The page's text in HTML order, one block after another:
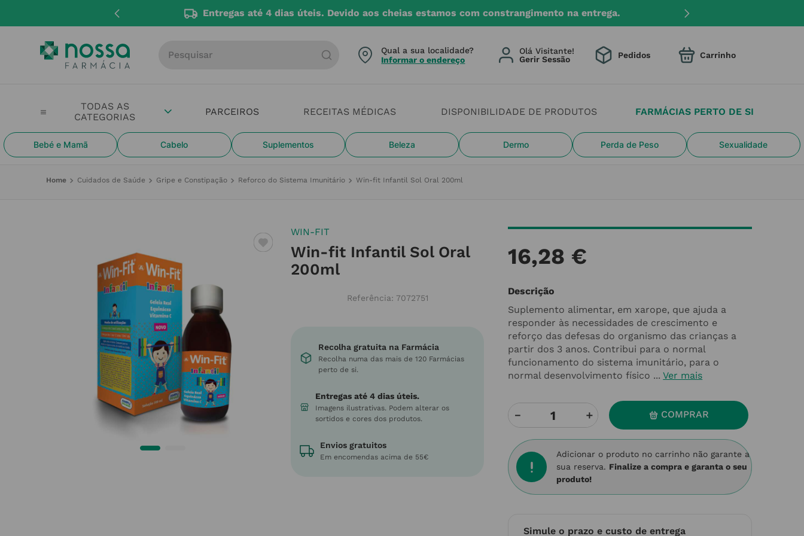
Entregas até 4 dias úteis. Devido aos cheias estamos com constrangimento na entrega.
PARCEIROS RECEITAS MÉDICAS DISPONIBILIDADE DE PRODUTOS FARMÁCIAS PERTO DE SI
Bebé e Mamã Cabelo Suplementos Beleza Dermo Perda de Peso Sexualidade
Qual a sua localidade?
Informar o endereço
Olá Visitante! Pedidos
Cuidados de Saúde Gripe e Constipação Reforco do Sistema Imunitário Win-fit Infantil Sol Oral 200ml
WIN-FIT
Win-fit Infantil Sol Oral
200ml
Referência: 7072751
Recolha gratuita na Farmácia
Recolha numa das mais de 120 Farmácias
perto de si.
Entregas até 4 dias úteis.
Imagens ilustrativas. Podem alterar os
sortidos e cores dos produtos.
Envios gratuitos
Em encomendas acima de 55€
16,28 €
Descrição
Suplemento alimentar, em xarope, que ajuda a
responder às necessidades de crescimento e
reforço das defesas do organismo das crianças a
partir dos 3 anos. Contribui para o normal
funcionamento do sistema imunitário, para o
normal desenvolvimento físico ... Ver mais
＋
－ COMPRAR
Adicionar o produto no carrinho não garante a
sua reserva. Finalize a compra e garanta o seu
produto!
Simule o prazo e custo de entrega